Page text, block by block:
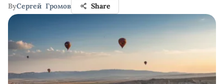
ByСергей Громов Share